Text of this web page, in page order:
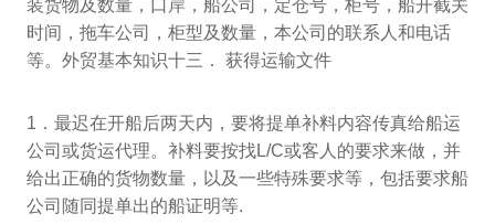
装货物及数量，口岸，船公司，定仓号，柜号，船开截关
时间，拖车公司，柜型及数量，本公司的联系人和电话
等。外贸基本知识十三． 获得运输文件
1．最迟在开船后两天内，要将提单补料内容传真给船运
公司或货运代理。补料要按找L/C或客人的要求来做，并
给出正确的货物数量，以及一些特殊要求等，包括要求船
公司随同提单出的船证明等.